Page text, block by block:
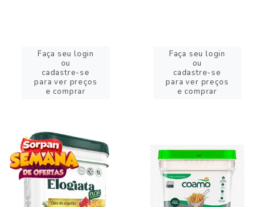
Faça seu login
ou
cadastre-se
para ver preços
e comprar
Faça seu login
ou
cadastre-se
para ver preços
e comprar